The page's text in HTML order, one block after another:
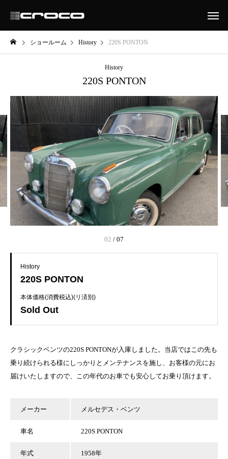
ショールーム History 220S PONTON
History
220S PONTON
03 / 07
History
220S PONTON
本体価格(消費税込)(リ済別)
Sold Out
クラシックベンツの220S PONTONが入庫しました。当店ではこの先も
乗り続けられる様にしっかりとメンテナンスを施し、お客様の元にお
届けいたしますので、この年代のお車でも安心してお乗り頂けます。
メーカー メルセデス・ベンツ
車名 220S PONTON
年式 1958年